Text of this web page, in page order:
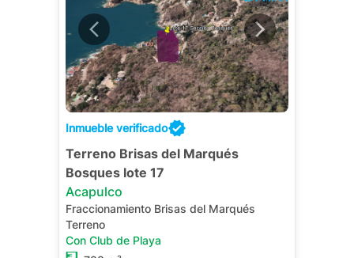
Inmueble verificado
Terreno Brisas del Marqués
Bosques lote 17
Acapulco
Fraccionamiento Brisas del Marqués
Terreno
Con Club de Playa